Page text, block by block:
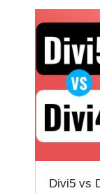
Divi5 vs